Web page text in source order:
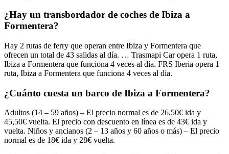
¿Hay un transbordador de coches de Ibiza a
Formentera?
Hay 2 rutas de ferry que operan entre Ibiza y Formentera que
ofrecen un total de 43 salidas al día. … Trasmapi Car opera 1 ruta,
Ibiza a Formentera que funciona 4 veces al día. FRS Iberia opera 1
ruta, Ibiza a Formentera que funciona 4 veces al día.
¿Cuánto cuesta un barco de Ibiza a Formentera?
Adultos (14 – 59 años) – El precio normal es de 26,50€ ida y
45,50€ vuelta. El precio con descuento en línea es de 43€ ida y
vuelta. Niños y ancianos (2 – 13 años y 60 años o más) – El precio
normal es de 18€ ida y 28€ vuelta.